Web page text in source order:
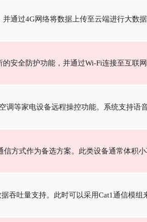
通过4G网络将数据上传至云端进行大数
安全防护功能，并通过Wi-Fi连接至互联
等家电设备远程操控功能。系统支持语
信方式作为备选方案。此类设备通常体
吞吐量支持。此时可以采用Cat1通信模